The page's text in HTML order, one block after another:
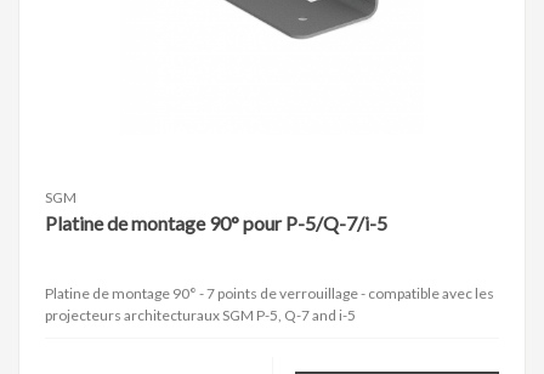
SGM
Platine de montage 90° pour P-5/Q-7/i-5
Platine de montage 90° - 7 points de verrouillage - compatible avec les
projecteurs architecturaux SGM P-5, Q-7 and i-5